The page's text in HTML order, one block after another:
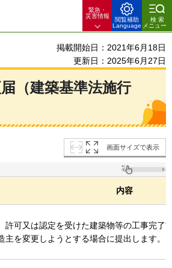
緊急・
災害情報
閲覧補助
Language
検索
メニュー
掲載開始日：2021年6月18日
更新日：2025年6月27日
（建築基準法施行
画面サイズで表示
内容
許可又は認定を受けた建築物等の工事完了
主を変更しようとする場合に提出します。